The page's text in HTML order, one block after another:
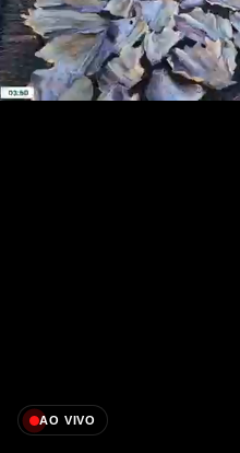
AO VIVO